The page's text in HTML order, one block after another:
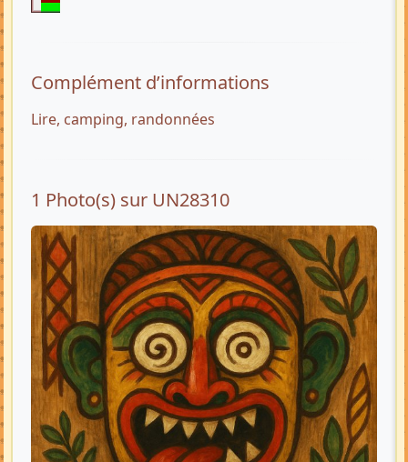
Complément d’informations
Lire, camping, randonnées
1 Photo(s) sur UN28310